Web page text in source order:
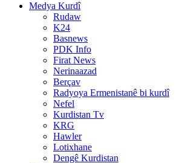
Medya Kurdî
Rudaw
K24
Basnews
PDK Info
Firat News
Nerinaazad
Berçav
Radyoya Ermenistanê bi kurdî
Nefel
Kurdistan Tv
KRG
Hawler
Lotixhane
Dengê Kurdistan